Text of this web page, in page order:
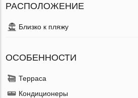
РАСПОЛОЖЕНИЕ
Близко к пляжу
ОСОБЕННОСТИ
Терраса
Кондиционеры